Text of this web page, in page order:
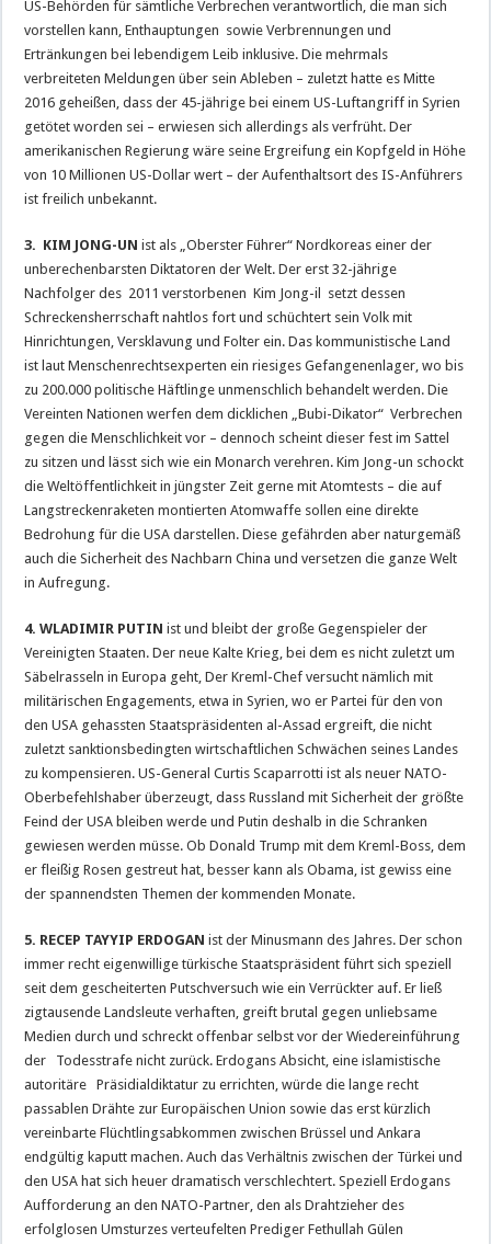
US-Behörden für sämtliche Verbrechen verantwortlich, die man sich
vorstellen kann, Enthauptungen sowie Verbrennungen und
Ertränkungen bei lebendigem Leib inklusive. Die mehrmals
verbreiteten Meldungen über sein Ableben – zuletzt hatte es Mitte
2016 geheißen, dass der 45-jährige bei einem US-Luftangriff in Syrien
getötet worden sei – erwiesen sich allerdings als verfrüht. Der
amerikanischen Regierung wäre seine Ergreifung ein Kopfgeld in Höhe
von 10 Millionen US-Dollar wert – der Aufenthaltsort des IS-Anführers
ist freilich unbekannt.
3. KIM JONG-UN ist als „Oberster Führer“ Nordkoreas einer der
unberechenbarsten Diktatoren der Welt. Der erst 32-jährige
Nachfolger des 2011 verstorbenen Kim Jong-il setzt dessen
Schreckensherrschaft nahtlos fort und schüchtert sein Volk mit
Hinrichtungen, Versklavung und Folter ein. Das kommunistische Land
ist laut Menschenrechtsexperten ein riesiges Gefangenenlager, wo bis
zu 200.000 politische Häftlinge unmenschlich behandelt werden. Die
Vereinten Nationen werfen dem dicklichen „Bubi-Dikator“ Verbrechen
gegen die Menschlichkeit vor – dennoch scheint dieser fest im Sattel
zu sitzen und lässt sich wie ein Monarch verehren. Kim Jong-un schockt
die Weltöffentlichkeit in jüngster Zeit gerne mit Atomtests – die auf
Langstreckenraketen montierten Atomwaffe sollen eine direkte
Bedrohung für die USA darstellen. Diese gefährden aber naturgemäß
auch die Sicherheit des Nachbarn China und versetzen die ganze Welt
in Aufregung.
4. WLADIMIR PUTIN ist und bleibt der große Gegenspieler der
Vereinigten Staaten. Der neue Kalte Krieg, bei dem es nicht zuletzt um
Säbelrasseln in Europa geht, Der Kreml-Chef versucht nämlich mit
militärischen Engagements, etwa in Syrien, wo er Partei für den von
den USA gehassten Staatspräsidenten al-Assad ergreift, die nicht
zuletzt sanktionsbedingten wirtschaftlichen Schwächen seines Landes
zu kompensieren. US-General Curtis Scaparrotti ist als neuer NATO-
Oberbefehlshaber überzeugt, dass Russland mit Sicherheit der größte
Feind der USA bleiben werde und Putin deshalb in die Schranken
gewiesen werden müsse. Ob Donald Trump mit dem Kreml-Boss, dem
er fleißig Rosen gestreut hat, besser kann als Obama, ist gewiss eine
der spannendsten Themen der kommenden Monate.
5. RECEP TAYYIP ERDOGAN ist der Minusmann des Jahres. Der schon
immer recht eigenwillige türkische Staatspräsident führt sich speziell
seit dem gescheiterten Putschversuch wie ein Verrückter auf. Er ließ
zigtausende Landsleute verhaften, greift brutal gegen unliebsame
Medien durch und schreckt offenbar selbst vor der Wiedereinführung
der Todesstrafe nicht zurück. Erdogans Absicht, eine islamistische
autoritäre Präsidialdiktatur zu errichten, würde die lange recht
passablen Drähte zur Europäischen Union sowie das erst kürzlich
vereinbarte Flüchtlingsabkommen zwischen Brüssel und Ankara
endgültig kaputt machen. Auch das Verhältnis zwischen der Türkei und
den USA hat sich heuer dramatisch verschlechtert. Speziell Erdogans
Aufforderung an den NATO-Partner, den als Drahtzieher des
erfolglosen Umsturzes verteufelten Prediger Fethullah Gülen